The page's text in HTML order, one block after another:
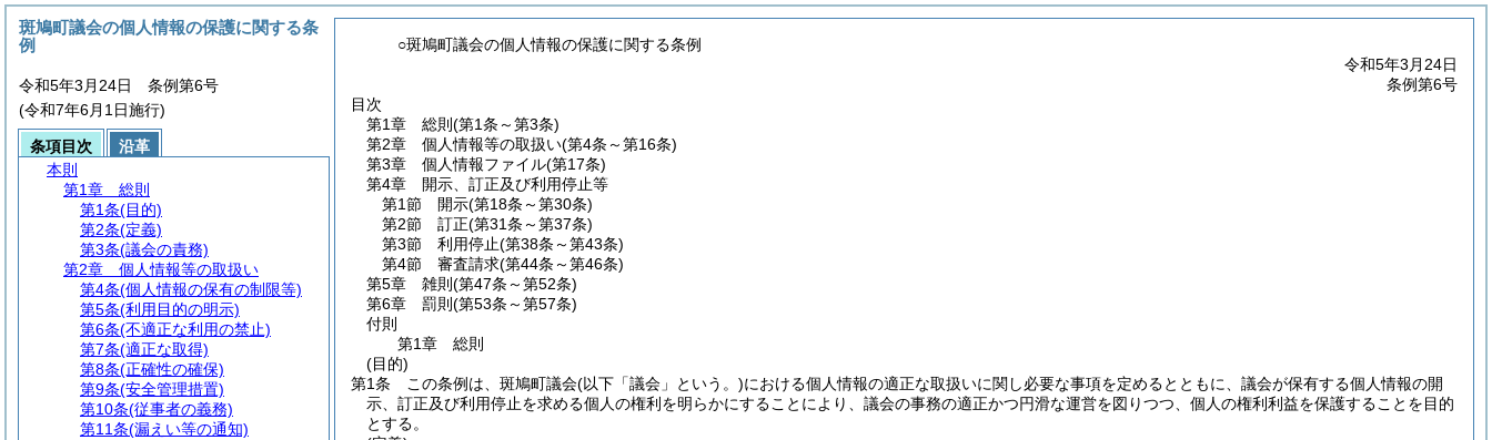
○斑鳩町議会の個人情報の保護に関する条例
令和5年3月24日
条例第6号
目次
第1章
総則 (第1条～第3条)
第2章
個人情報等の取扱い(第4条～第16条)
第3章
個人情報ファイル(第17条)
第4章
開示、訂正及び利用停止等
第1節
開示(第18条～第30条)
第2節
訂正(第31条～第37条)
第3節
利用停止(第38条～第43条)
第4節
審査請求(第44条～第46条)
第5章
雑則 (第47条～第52条)
第6章
罰則 (第53条～第57条)
付則
第1章
総則
(目的)
第1条
この条例は、斑鳩町議会(以下「議会」という。)における個人情報の適正な取扱いに関し必要な事項を定めるとともに、議会が保有する個人情報の開
示、訂正及び利用停止を求める個人の権利を明らかにすることにより、議会の事務の適正かつ円滑な運営を図りつつ、個人の権利利益を保護することを目的
とする。
斑鳩町議会の個人情報の保護に関する条
例
令和5年3月24日 条例第6号
(令和7年6月1日施行)
条項目次
沿革
本則
第1章
総則
第1条(目的)
第2条(定義)
第3条(議会の責務)
第2章
個人情報等の取扱い
第4条(個人情報の保有の制限等)
第5条(利用目的の明示)
第6条(不適正な利用の禁止)
第7条(適正な取得)
第8条(正確性の確保)
第9条(安全管理措置)
第10条(従事者の義務)
第11条(漏えい等の通知)